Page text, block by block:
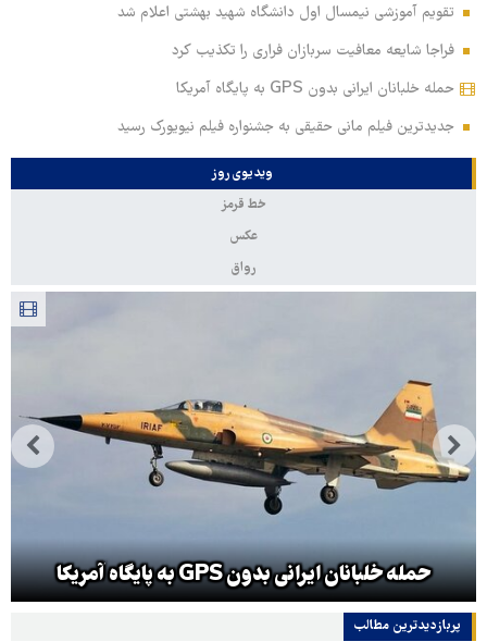
تقویم آموزشی نیمسال اول دانشگاه شهید بهشتی اعلام شد
فراجا شایعه معافیت سربازان فراری را تکذیب کرد
حمله خلبانان ایرانی بدون GPS به پایگاه آمریکا
جدیدترین فیلم مانی حقیقی به جشنواره فیلم نیویورک رسید
ویدیوی روز
خط قرمز
عکس
رواق
حمله خلبانان ایرانی بدون GPS به پایگاه آمریکا
پربازدیدترین‌ مطالب